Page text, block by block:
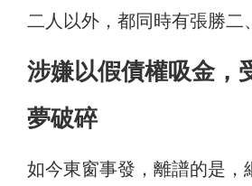
二人以外，都同時有張勝二
涉嫌以假債權吸金，
夢破碎
如今東窗事發，離譜的是，